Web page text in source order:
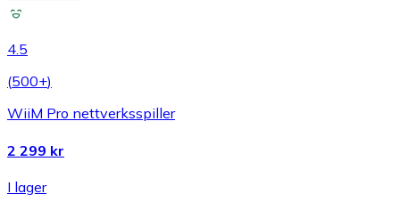
4.5
(500+)
WiiM Pro nettverksspiller
2 299 kr
I lager